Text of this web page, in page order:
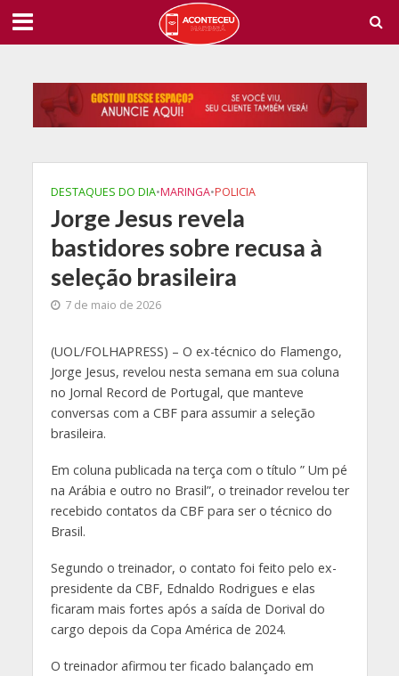
DESTAQUES DO DIA•MARINGA•POLICIA
Jorge Jesus revela
bastidores sobre recusa à
seleção brasileira
7 de maio de 2026
(UOL/FOLHAPRESS) – O ex-técnico do Flamengo,
Jorge Jesus, revelou nesta semana em sua coluna
no Jornal Record de Portugal, que manteve
conversas com a CBF para assumir a seleção
brasileira.
Em coluna publicada na terça com o título ” Um pé
na Arábia e outro no Brasil”, o treinador revelou ter
recebido contatos da CBF para ser o técnico do
Brasil.
Segundo o treinador, o contato foi feito pelo ex-
presidente da CBF, Ednaldo Rodrigues e elas
ficaram mais fortes após a saída de Dorival do
cargo depois da Copa América de 2024.
O treinador afirmou ter ficado balançado em